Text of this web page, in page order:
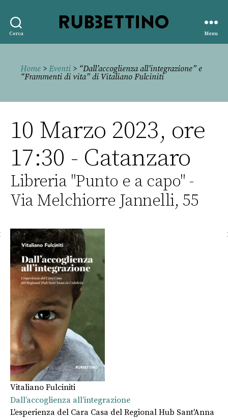
Cerca
editore
Menu
Home > Eventi > “Dall’accoglienza all’integrazione” e
“Frammenti di vita” di Vitaliano Fulciniti
10 Marzo 2023, ore
17:30 - Catanzaro
Libreria "Punto e a capo" -
Via Melchiorre Jannelli, 55
Vitaliano Fulciniti
Dall’accoglienza all’integrazione
L'esperienza del Cara Casa del Regional Hub Sant'Anna